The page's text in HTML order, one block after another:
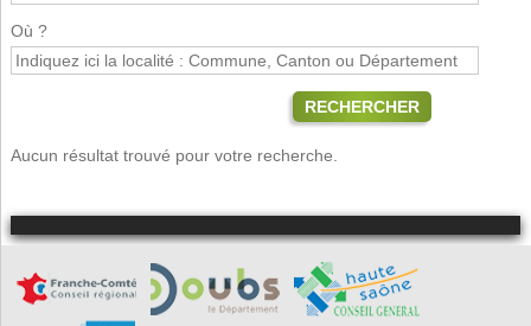
Où ?
RECHERCHER
Aucun résultat trouvé pour votre recherche.